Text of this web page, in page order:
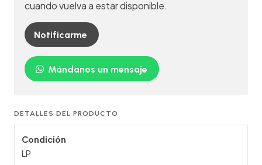
cuando vuelva a estar disponible.
Notificarme
Mándanos un mensaje
DETALLES DEL PRODUCTO
Condición
LP